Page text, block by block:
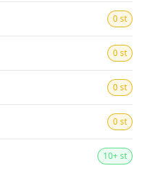
0 st
0 st
0 st
0 st
10+ st